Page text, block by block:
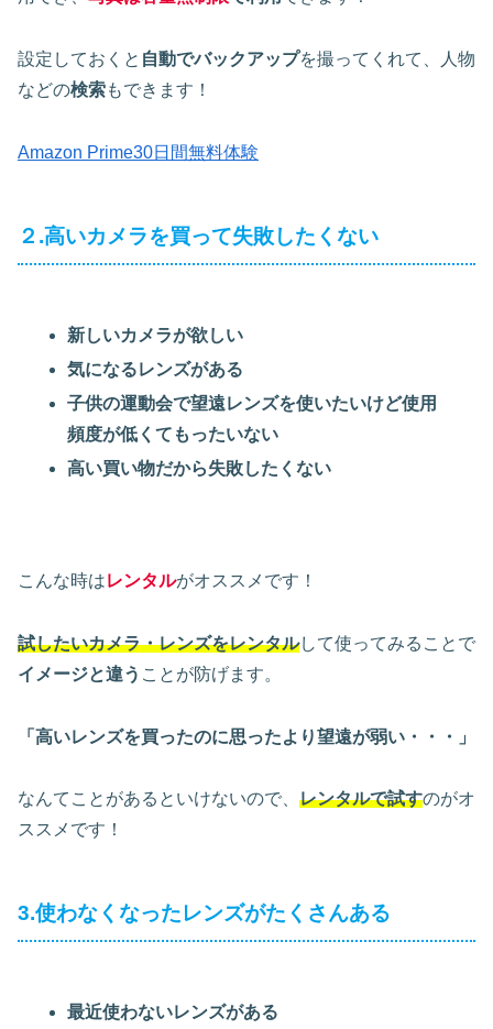
設定しておくと 自動でバックアップを撮ってくれて、人物
などの検索もできます！
Amazon Prime30日間無料体験
２.高いカメラを買って失敗したくない
新しいカメラが欲しい
気になるレンズがある
子供の運動会で望遠レンズを使いたいけど使用
頻度が低くてもったいない
高い買い物だから失敗したくない
こんな時はレンタルがオススメです！
試したいカメラ・レンズをレンタルして使ってみることで
イメージと違う ことが防げます。
「高いレンズを買ったのに思ったより望遠が弱い・・・」
なんてことがあるといけないので、 レンタルで試すのがオ
ススメです！
3.使わなくなったレンズがたくさんある
最近使わないレンズがある